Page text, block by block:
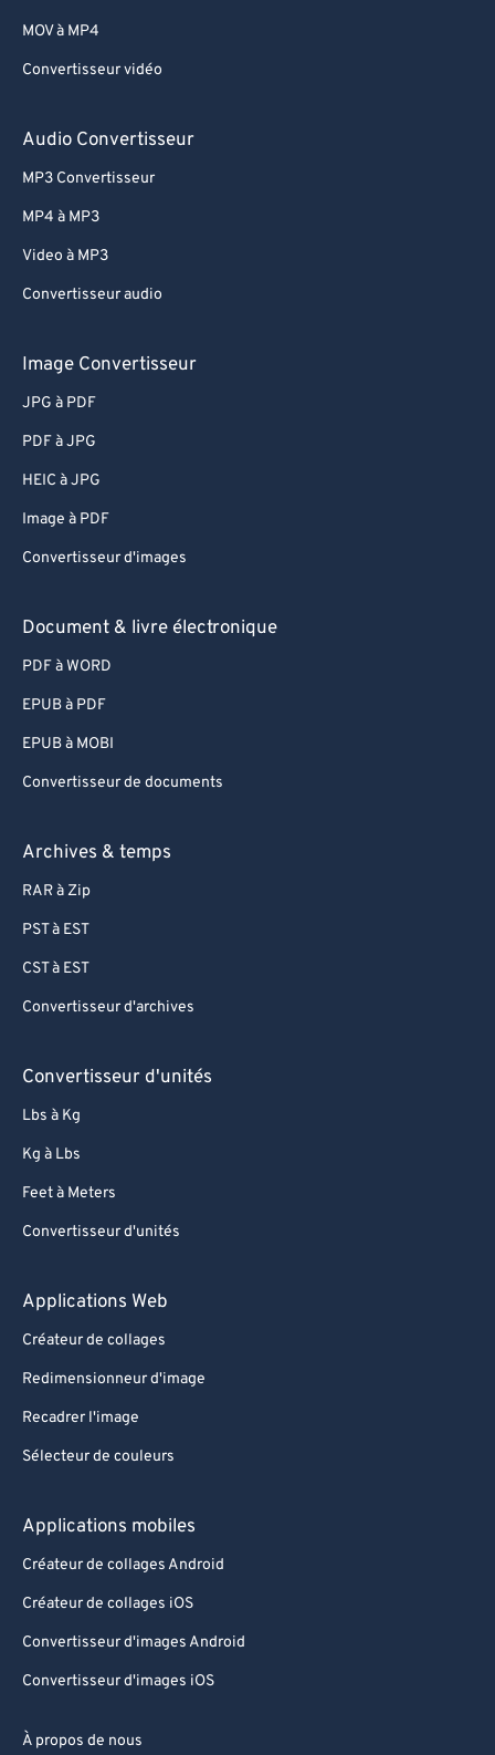
MOV à MP4
Convertisseur vidéo
Audio Convertisseur
MP3 Convertisseur
MP4 à MP3
Video à MP3
Convertisseur audio
Image Convertisseur
JPG à PDF
PDF à JPG
HEIC à JPG
Image à PDF
Convertisseur d'images
Document & livre électronique
PDF à WORD
EPUB à PDF
EPUB à MOBI
Convertisseur de documents
Archives & temps
RAR à Zip
PST à EST
CST à EST
Convertisseur d'archives
Convertisseur d'unités
Lbs à Kg
Kg à Lbs
Feet à Meters
Convertisseur d'unités
Applications Web
Créateur de collages
Redimensionneur d'image
Recadrer l'image
Sélecteur de couleurs
Applications mobiles
Créateur de collages Android
Créateur de collages iOS
Convertisseur d'images Android
Convertisseur d'images iOS
À propos de nous